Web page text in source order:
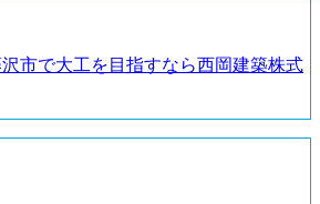
市で大工を目指すなら西岡建築株式